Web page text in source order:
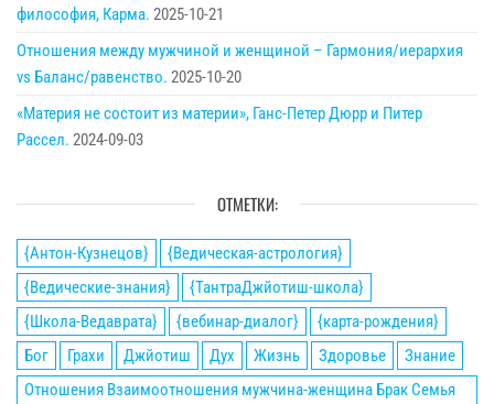
философия, Карма. 2025-10-21
Отношения между мужчиной и женщиной – Гармония/иерархия
vs Баланс/равенство. 2025-10-20
«Материя не состоит из материи», Ганс-Петер Дюрр и Питер
Рассел. 2024-09-03
ОТМЕТКИ:
{Антон-Кузнецов}
{Ведическая-астрология}
{Ведические-знания}
{ТантраДжйотиш-школа}
{Школа-Ведаврата}
{вебинар-диалог}
{карта-рождения}
Бог
Грахи Джйотиш Дух Жизнь Здоровье
Знание
Отношения Взаимоотношения мужчина-женщина Брак Семья